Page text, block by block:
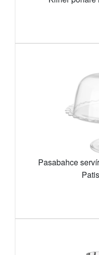
Pasabahce